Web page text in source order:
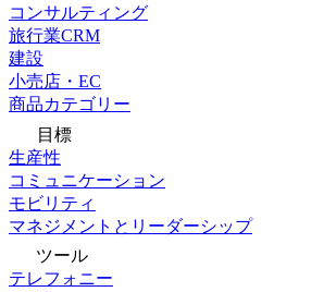
コンサルティング
旅行業CRM
建設
小売店・EC
商品カテゴリー
目標
生産性
コミュニケーション
モビリティ
マネジメントとリーダーシップ
ツール
テレフォニー